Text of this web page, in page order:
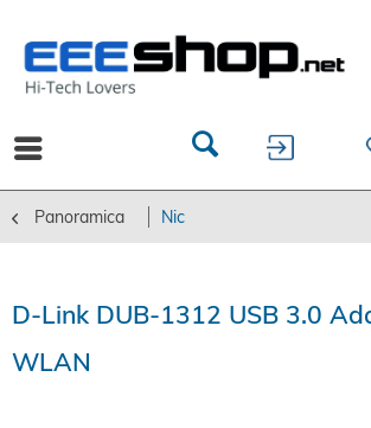
Panoramica Nic
D-Link DUB-1312 USB 3.0
WLAN